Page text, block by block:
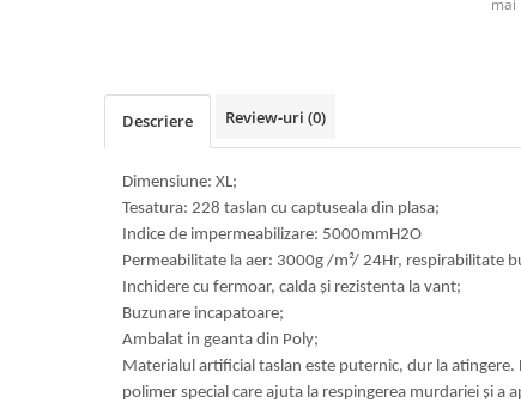
mai
Descriere Review-uri (0)
Dimensiune: XL;
Tesatura: 228 taslan cu captuseala din plasa;
Indice de impermeabilizare: 5000mmH2O
Permeabilitate la aer: 3000g /m²/ 24Hr, respirabilitate
Inchidere cu fermoar, calda și rezistenta la vant;
Buzunare incapatoare;
Ambalat in geanta din Poly;
Materialul artificial taslan este puternic, dur la
polimer special care ajuta la respingerea murdariei și a